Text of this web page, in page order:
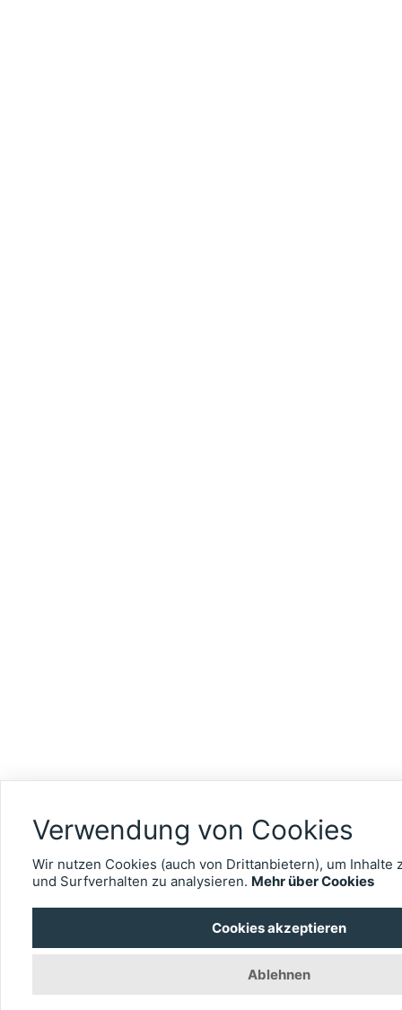
Verwendung von Cookies
Wir nutzen Cookies (auch von Drittanbietern), um Inhalte
und Surfverhalten zu analysieren. Mehr über Cookies
Cookies akzeptieren
Ablehnen